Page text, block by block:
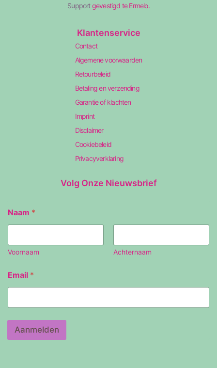
Supportgevestigd te Ermelo.
Klantenservice
Contact
Algemene voorwaarden
Retourbeleid
Betaling en verzending
Garantie of klachten
Imprint
Disclaimer
Cookiebeleid
Privacyverklaring
Volg Onze Nieuwsbrief
a
a
E
m
i
l
Naam *
Voornaam Achternaam
Email *
Aanmelden